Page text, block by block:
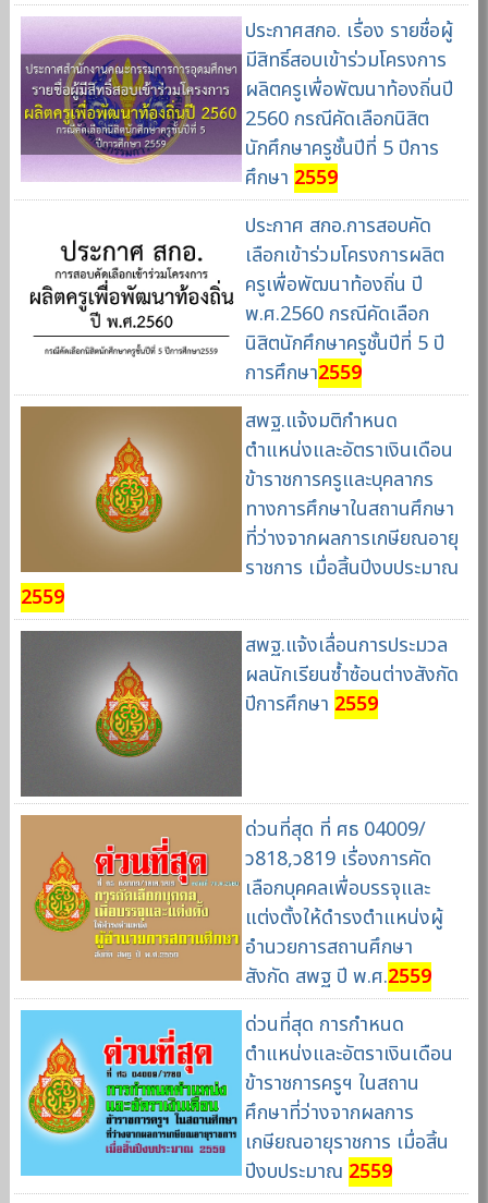
ประกาศสกอ. เรื่อง รายชื่อผู้
มีสิทธิ์สอบเข้าร่วมโครงการ
ผลิตครูเพื่อพัฒนาท้องถิ่นปี
2560 กรณีคัดเลือกนิสิต
นักศึกษาครูชั้นปีที่ 5 ปีการ
ศึกษา 2559
ประกาศ สกอ.การสอบคัด
เลือกเข้าร่วมโครงการผลิต
ครูเพื่อพัฒนาท้องถิ่น ปี
พ.ศ.2560 กรณีคัดเลือก
นิสิตนักศึกษาครูชั้นปีที่ 5 ปี
การศึกษา2559
สพฐ.แจ้งมติกำหนด
ตำแหน่งและอัตราเงินเดือน
ข้าราชการครูและบุคลากร
ทางการศึกษาในสถานศึกษา
ที่ว่างจากผลการเกษียณอายุ
ราชการ เมื่อสิ้นปีงบประมาณ
2559
สพฐ.แจ้งเลื่อนการประมวล
ผลนักเรียนซ้ำซ้อนต่างสังกัด
ปีการศึกษา 2559
ด่วนที่สุด ที่ ศธ 04009/
ว818,ว819 เรื่องการคัด
เลือกบุคคลเพื่อบรรจุและ
แต่งตั้งให้ดำรงตำแหน่งผู้
อำนวยการสถานศึกษา
สังกัด สพฐ ปี พ.ศ.2559
ด่วนที่สุด การกำหนด
ตำแหน่งและอัตราเงินเดือน
ข้าราชการครูฯ ในสถาน
ศึกษาที่ว่างจากผลการ
เกษียณอายุราชการ เมื่อสิ้น
ปีงบประมาณ 2559